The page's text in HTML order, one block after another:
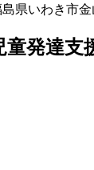
県いわき市金
発達支